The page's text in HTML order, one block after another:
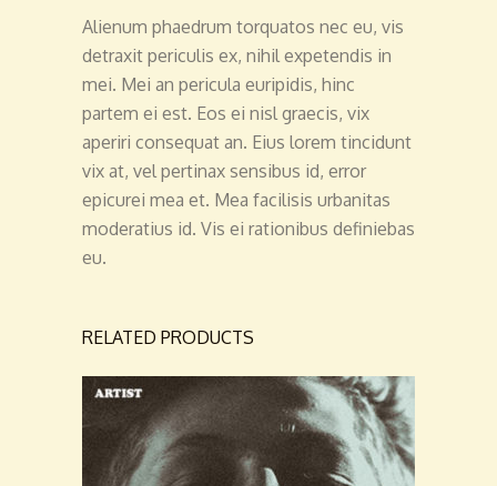
Alienum phaedrum torquatos nec eu, vis
detraxit periculis ex, nihil expetendis in
mei. Mei an pericula euripidis, hinc
partem ei est. Eos ei nisl graecis, vix
aperiri consequat an. Eius lorem tincidunt
vix at, vel pertinax sensibus id, error
epicurei mea et. Mea facilisis urbanitas
moderatius id. Vis ei rationibus definiebas
eu.
RELATED PRODUCTS